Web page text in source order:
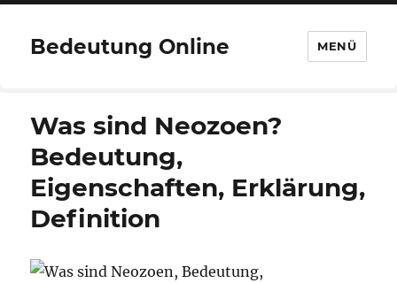
Bedeutung Online MENÜ
Was sind Neozoen?
Bedeutung,
Eigenschaften, Erklärung,
Definition